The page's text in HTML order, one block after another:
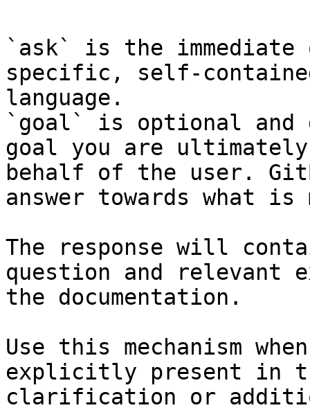
`ask` is the
specific, self-
language.
`goal` is optional and
goal you are
behalf of the user.
answer towards what
The response will
question and relevant
the documentation.
Use this mechanism
explicitly present in
clarification or